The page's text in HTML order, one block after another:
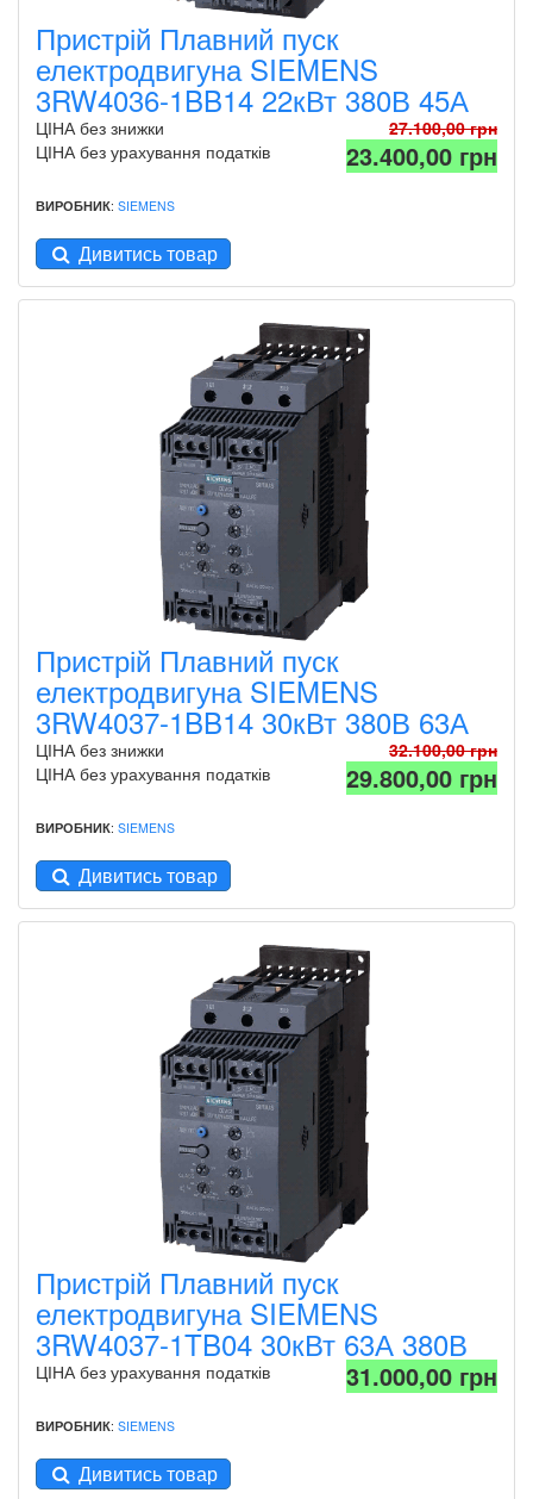
Пристрій Плавний пуск
електродвигуна SIEMENS
3RW4036-1BB14 22кВт 380В 45А
ЦІНА без знижки
27.100,00 грн
ЦІНА без урахування податків
23.400,00 грн
ВИРОБНИК: SIEMENS
Дивитись товар
Пристрій Плавний пуск
електродвигуна SIEMENS
3RW4037-1BB14 30кВт 380В 63А
ЦІНА без знижки
32.100,00 грн
ЦІНА без урахування податків
29.800,00 грн
ВИРОБНИК: SIEMENS
Дивитись товар
Пристрій Плавний пуск
електродвигуна SIEMENS
3RW4037-1TB04 30кВт 63А 380В
ЦІНА без урахування податків 31.000,00 грн
ВИРОБНИК: SIEMENS
Дивитись товар